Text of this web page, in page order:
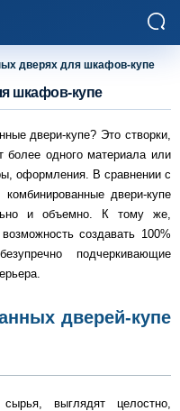
дверях для шкафов-купе
шкафов-купе
двери-купе? Это створки,
более одного материала или
оформления. В сравнении с
двери-купе
и объемно. К тому же,
создавать 100%
подчеркивающие
дверей-купе
выглядят целостно,